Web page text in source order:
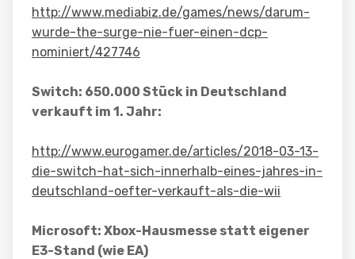
http://www.mediabiz.de/games/news/darum-
wurde-the-surge-nie-fuer-einen-dcp-
nominiert/427746
Switch: 650.000 Stück in Deutschland
verkauft im 1. Jahr:
http://www.eurogamer.de/articles/2018-03-13-
die-switch-hat-sich-innerhalb-eines-jahres-in-
deutschland-oefter-verkauft-als-die-wii
Microsoft: Xbox-Hausmesse statt eigener
E3-Stand (wie EA)